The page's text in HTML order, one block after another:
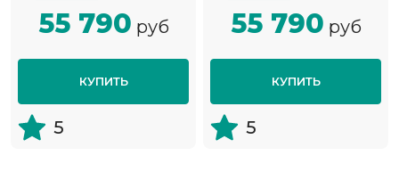
55 790 руб
КУПИТЬ
5
55 790 руб
КУПИТЬ
5